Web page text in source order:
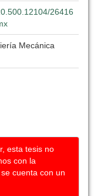
26416
Mecánica
esta tesis no
con la
cuenta con un